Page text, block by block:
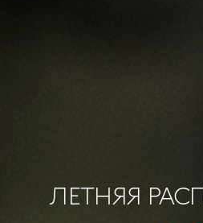
ЛЕТНЯЯ